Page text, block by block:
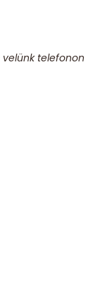
velünk telefonon